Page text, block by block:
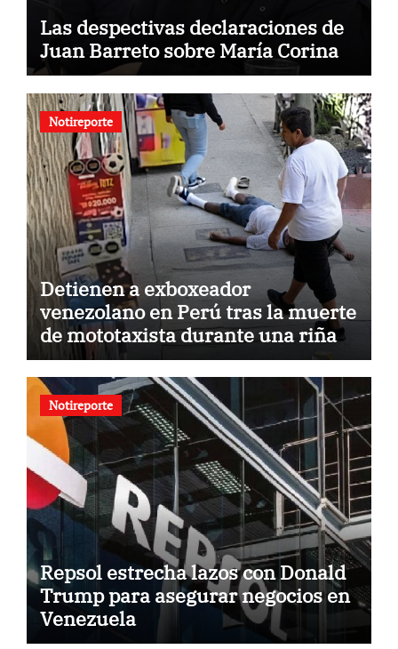
Las despectivas declaraciones de
Juan Barreto sobre María Corina
Notireporte
Detienen a exboxeador
venezolano en Perú tras la muerte
de mototaxista durante una riña
Notireporte
Repsol estrecha lazos con Donald
Trump para asegurar negocios en
Venezuela